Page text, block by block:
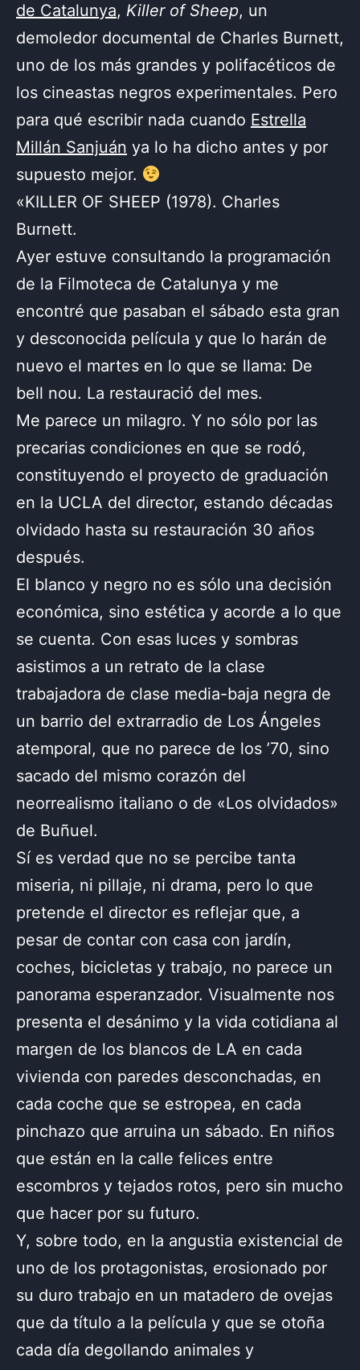
de Catalunya, Killer of Sheep, un
demoledor documental de Charles Burnett,
uno de los más grandes y polifacéticos de
los cineastas negros experimentales. Pero
para qué escribir nada cuando Estrella
Millán Sanjuán ya lo ha dicho antes y por
supuesto mejor.
«KILLER OF SHEEP (1978). Charles
Burnett.
Ayer estuve consultando la programación
de la Filmoteca de Catalunya y me
encontré que pasaban el sábado esta gran
y desconocida película y que lo harán de
nuevo el martes en lo que se llama: De
bell nou. La restauració del mes.
Me parece un milagro. Y no sólo por las
precarias condiciones en que se rodó,
constituyendo el proyecto de graduación
en la UCLA del director, estando décadas
olvidado hasta su restauración 30 años
después.
El blanco y negro no es sólo una decisión
económica, sino estética y acorde a lo que
se cuenta. Con esas luces y sombras
asistimos a un retrato de la clase
trabajadora de clase media-baja negra de
un barrio del extrarradio de Los Ángeles
atemporal, que no parece de los ’70, sino
sacado del mismo corazón del
neorrealismo italiano o de «Los olvidados»
de Buñuel.
Sí es verdad que no se percibe tanta
miseria, ni pillaje, ni drama, pero lo que
pretende el director es reflejar que, a
pesar de contar con casa con jardín,
coches, bicicletas y trabajo, no parece un
panorama esperanzador. Visualmente nos
presenta el desánimo y la vida cotidiana al
margen de los blancos de LA en cada
vivienda con paredes desconchadas, en
cada coche que se estropea, en cada
pinchazo que arruina un sábado. En niños
que están en la calle felices entre
escombros y tejados rotos, pero sin mucho
que hacer por su futuro.
Y, sobre todo, en la angustia existencial de
uno de los protagonistas, erosionado por
su duro trabajo en un matadero de ovejas
que da título a la película y que se otoña
cada día degollando animales y